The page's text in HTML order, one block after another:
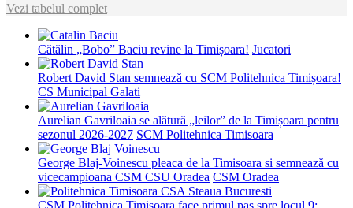
Vezi tabelul complet
Cătălin „Bobo” Baciu revine la Timișoara! Jucatori
Robert David Stan semnează cu SCM Politehnica Timișoara!
CS Municipal Galati
Aurelian Gavriloaia se alătură „leilor” de la Timișoara pentru
sezonul 2026-2027 SCM Politehnica Timisoara
George Blaj-Voinescu pleaca de la Timisoara si semnează cu
vicecampioana CSM CSU Oradea CSM Oradea
CSM Politehnica Timișoara face primul pas spre locul 9: